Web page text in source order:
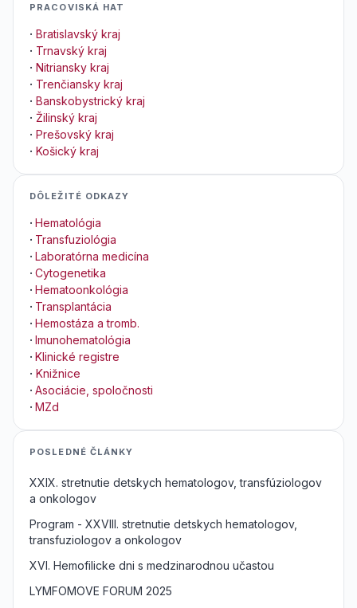
PRACOVISKÁ HAT
· Bratislavský kraj
· Trnavský kraj
· Nitriansky kraj
· Trenčiansky kraj
· Banskobystrický kraj
· Žilinský kraj
· Prešovský kraj
· Košický kraj
DÔLEŽITÉ ODKAZY
· Hematológia
· Transfuziológia
· Laboratórna medicína
· Cytogenetika
· Hematoonkológia
· Transplantácia
· Hemostáza a tromb.
· Imunohematológia
· Klinické registre
· Knižnice
· Asociácie, spoločnosti
· MZd
POSLEDNÉ ČLÁNKY
XXIX. stretnutie detskych hematologov, transfúziologov
a onkologov
Program - XXVIII. stretnutie detskych hematologov,
transfuziologov a onkologov
XVI. Hemofilicke dni s medzinarodnou učastou
LYMFOMOVE FORUM 2025